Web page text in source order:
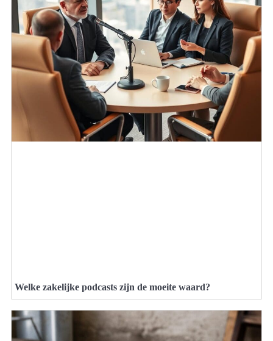
Welke zakelijke podcasts zijn de moeite waard?